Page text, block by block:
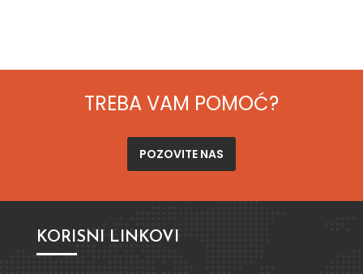
TREBA VAM POMOĆ?
POZOVITE NAS
KORISNI LINKOVI